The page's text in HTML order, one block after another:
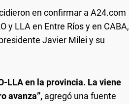
en confirmar a A24.com
y LLA en Entre Ríos y en CABA,
Javier Milei y su
LLA en la provincia. La viene
avanza”, agregó una fuente